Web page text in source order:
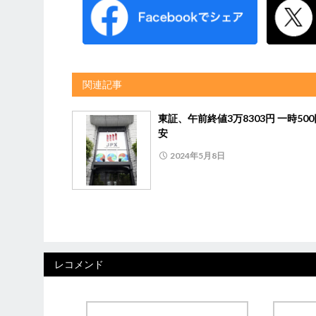
関連記事
東証、午前終値3万8303円 一時
安
2024年5月8日
レコメンド